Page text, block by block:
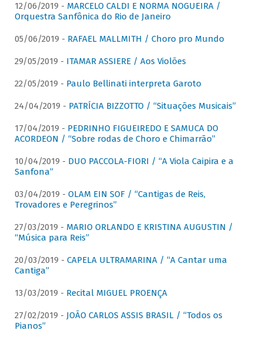
12/06/2019 - MARCELO CALDI E NORMA NOGUEIRA /
Orquestra Sanfônica do Rio de Janeiro
05/06/2019 - RAFAEL MALLMITH / Choro pro Mundo
29/05/2019 - ITAMAR ASSIERE / Aos Violões
22/05/2019 - Paulo Bellinati interpreta Garoto
24/04/2019 - PATRÍCIA BIZZOTTO / “Situações Musicais”
17/04/2019 - PEDRINHO FIGUEIREDO E SAMUCA DO
ACORDEON / “Sobre rodas de Choro e Chimarrão”
10/04/2019 - DUO PACCOLA-FIORI / “A Viola Caipira e a
Sanfona”
03/04/2019 - OLAM EIN SOF / “Cantigas de Reis,
Trovadores e Peregrinos”
27/03/2019 - MARIO ORLANDO E KRISTINA AUGUSTIN /
“Música para Reis”
20/03/2019 - CAPELA ULTRAMARINA / “A Cantar uma
Cantiga”
13/03/2019 - Recital MIGUEL PROENÇA
27/02/2019 - JOÃO CARLOS ASSIS BRASIL / “Todos os
Pianos”